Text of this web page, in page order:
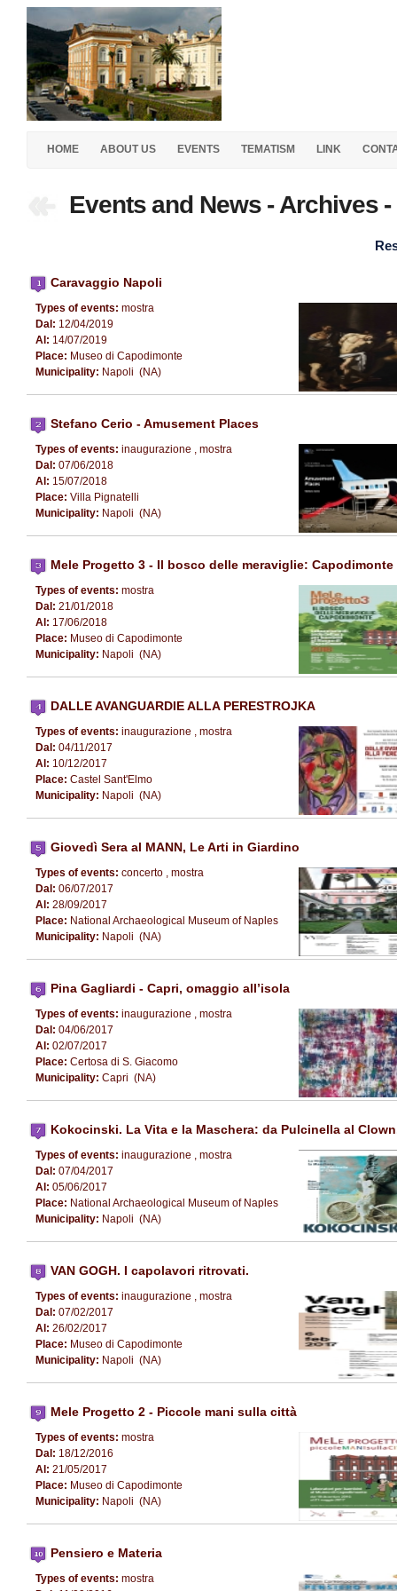
HOME ABOUT US EVENTS TEMATISM LINK
Events and News - Archives -
Caravaggio Napoli
Types of events: mostra
Dal: 12/04/2019
Al: 14/07/2019
Place: Museo di Capodimonte
Municipality: Napoli (NA)
Stefano Cerio - Amusement Places
Types of events: inaugurazione , mostra
Dal: 07/06/2018
Al: 15/07/2018
Place: Villa Pignatelli
Municipality: Napoli (NA)
Mele Progetto 3 - Il bosco delle meraviglie: Capodimonte
Types of events: mostra
Dal: 21/01/2018
Al: 17/06/2018
Place: Museo di Capodimonte
Municipality: Napoli (NA)
DALLE AVANGUARDIE ALLA PERESTROJKA
Types of events: inaugurazione , mostra
Dal: 04/11/2017
Al: 10/12/2017
Place: Castel Sant'Elmo
Municipality: Napoli (NA)
Giovedì Sera al MANN, Le Arti in Giardino
Types of events: concerto , mostra
Dal: 06/07/2017
Al: 28/09/2017
Place: National Archaeological Museum of Naples
Municipality: Napoli (NA)
Pina Gagliardi - Capri, omaggio all’isola
Types of events: inaugurazione , mostra
Dal: 04/06/2017
Al: 02/07/2017
Place: Certosa di S. Giacomo
Municipality: Capri (NA)
Kokocinski. La Vita e la Maschera: da Pulcinella al
Types of events: inaugurazione , mostra
Dal: 07/04/2017
Al: 05/06/2017
Place: National Archaeological Museum of Naples
Municipality: Napoli (NA)
VAN GOGH. I capolavori ritrovati.
Types of events: inaugurazione , mostra
Dal: 07/02/2017
Al: 26/02/2017
Place: Museo di Capodimonte
Municipality: Napoli (NA)
Mele Progetto 2 - Piccole mani sulla città
Types of events: mostra
Dal: 18/12/2016
Al: 21/05/2017
Place: Museo di Capodimonte
Municipality: Napoli (NA)
Pensiero e Materia
Types of events: mostra